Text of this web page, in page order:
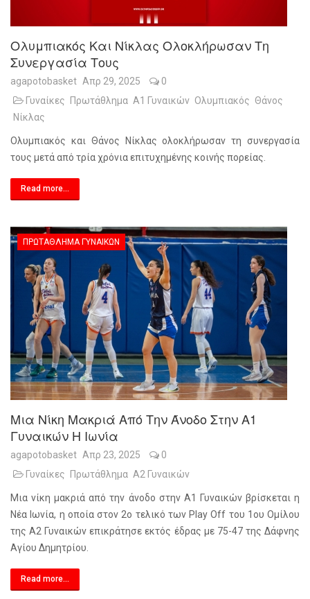
Ολυμπιακός Και Νίκλας Ολοκλήρωσαν Τη
Συνεργασία Τους
agapotobasket Απρ 29, 2025
0
Γυναίκες
Πρωτάθλημα Α1 Γυναικών Ολυμπιακός Θάνος
Νίκλας
Ολυμπιακός και Θάνος Νίκλας ολοκλήρωσαν τη συνεργασία
τους μετά από τρία χρόνια επιτυχημένης κοινής πορείας.
Read more...
ΠΡΩΤΆΘΛΗΜΑ ΓΥΝΑΙΚΏΝ
Μια Νίκη Μακριά Από Την Άνοδο Στην Α1
Γυναικών Η Ιωνία
agapotobasket Απρ 23, 2025
0
Γυναίκες
Πρωτάθλημα Α2 Γυναικών
Μια νίκη μακριά από την άνοδο στην Α1 Γυναικών βρίσκεται η
Νέα Ιωνία, η οποία στον 2ο τελικό των Play Off του 1ου Ομίλου
της Α2 Γυναικών επικράτησε εκτός έδρας με 75-47 της Δάφνης
Αγίου Δημητρίου.
Read more...